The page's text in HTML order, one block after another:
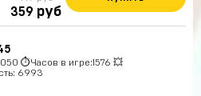
359 руб
⏱Часов в игре:1576 💥
6993